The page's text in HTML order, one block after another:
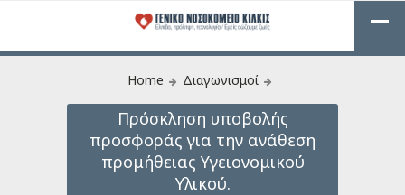
Home Διαγωνισμοί
Πρόσκληση υποβολής
προσφοράς για την ανάθεση
προμήθειας Υγειονομικού
Υλικού.